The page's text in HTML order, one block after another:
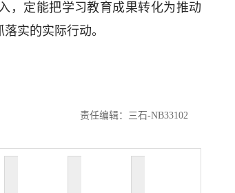
，定能把学习教育成果转化为推动
实的实际行动。
责任编辑：三石-NB33102